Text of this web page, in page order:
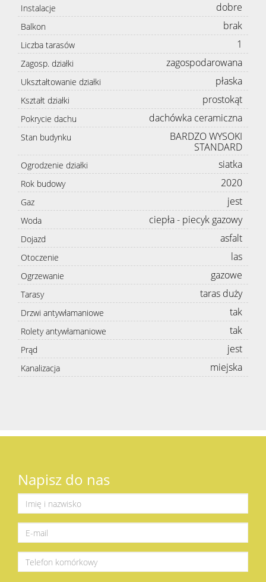
Instalacje dobre
Balkon brak
Liczba tarasów 1
Zagosp. działki zagospodarowana
Ukształtowanie działki płaska
Kształt działki prostokąt
Pokrycie dachu dachówka ceramiczna
Stan budynku
BARDZO WYSOKI
STANDARD
Ogrodzenie działki siatka
Rok budowy 2020
Gaz jest
Woda ciepła - piecyk gazowy
Dojazd asfalt
Otoczenie las
Ogrzewanie gazowe
Tarasy taras duży
Drzwi antywłamaniowe tak
Rolety antywłamaniowe tak
Prąd jest
Kanalizacja miejska
Napisz do nas